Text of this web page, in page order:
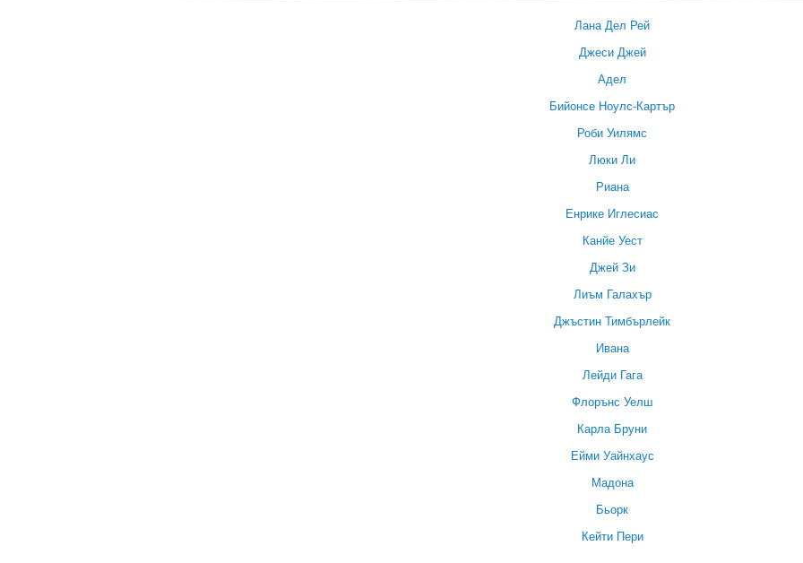
Лана Дел Рей
Джеси Джей
Адел
Бийонсе Ноулс-Картър
Роби Уилямс
Люки Ли
Риана
Енрике Иглесиас
Канйе Уест
Джей Зи
Лиъм Галахър
Джъстин Тимбърлейк
Ивана
Лейди Гага
Флорънс Уелш
Карла Бруни
Ейми Уайнхаус
Мадона
Бьорк
Кейти Пери